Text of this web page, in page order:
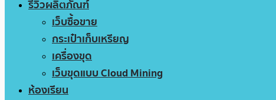
รีวิวผลิตภัณฑ์
เว็บซื้อขาย
กระเป๋าเก็บเหรียญ
เครื่องขุด
เว็บขุดแบบ Cloud Mining
ห้องเรียน